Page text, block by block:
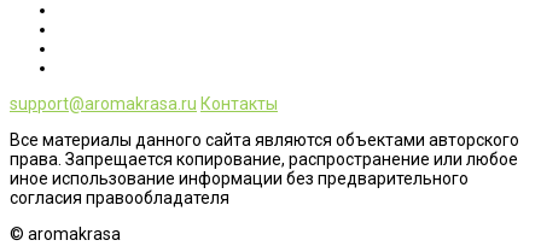
support@aromakrasa.ru Контакты
Все материалы данного сайта являются объектами авторского
права. Запрещается копирование, распространение или любое
иное использование информации без предварительного
согласия правообладателя
© aromakrasa